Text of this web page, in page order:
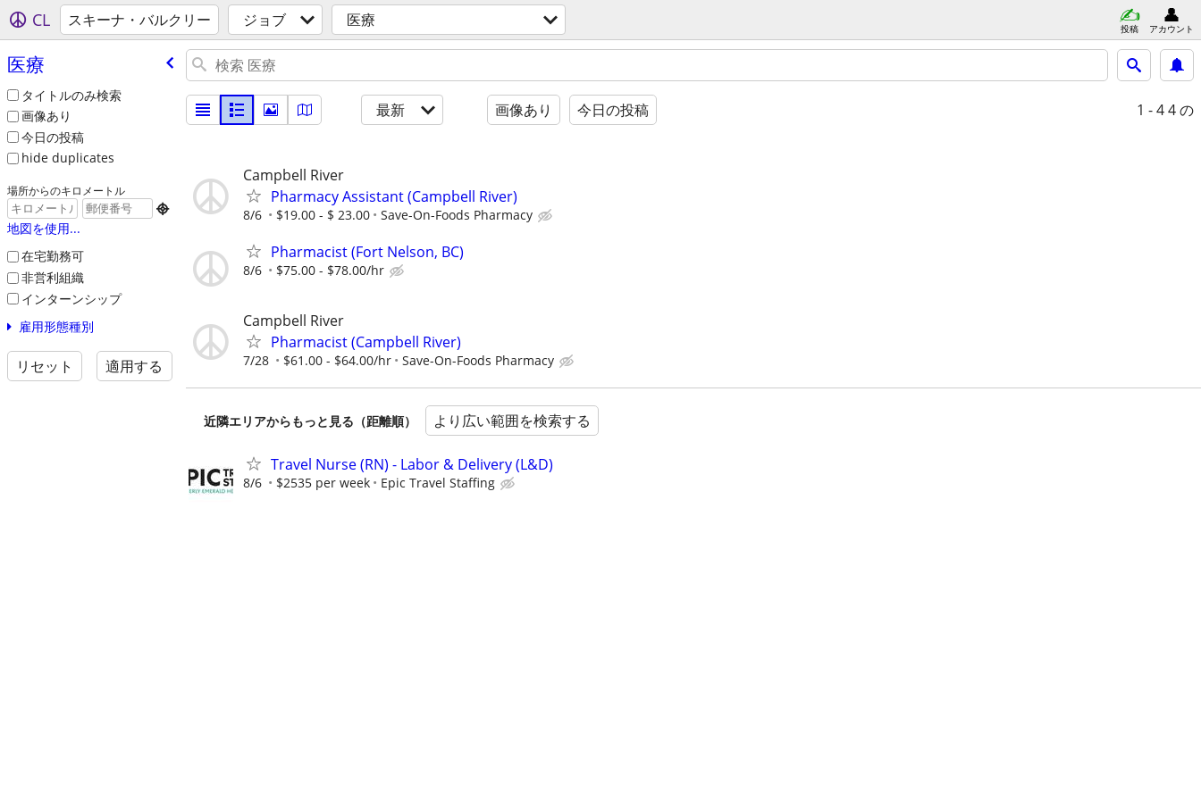
CL スキーナ・バルクリー ジョブ 医療 投稿 アカウント
医療
タイトルのみ検索
画像あり
今日の投稿
hide duplicates
場所からのキロメートル

地図を使用...
在宅勤務可
非営利組織
インターンシップ
雇用形態種別
リセット 適用する
最新 画像あり 今日の投稿 1 - 44 の
Campbell River
Pharmacy Assistant (Campbell River)
8/6 $19.00 - $ 23.00 Save-On-Foods Pharmacy
Pharmacist (Fort Nelson, BC)
8/6 $75.00 - $78.00/hr
Campbell River
Pharmacist (Campbell River)
7/28 $61.00 - $64.00/hr Save-On-Foods Pharmacy
近隣エリアからもっと見る（距離順） より広い範囲を検索する
Travel Nurse (RN) - Labor & Delivery (L&D)
8/6 $2535 per week Epic Travel Staffing